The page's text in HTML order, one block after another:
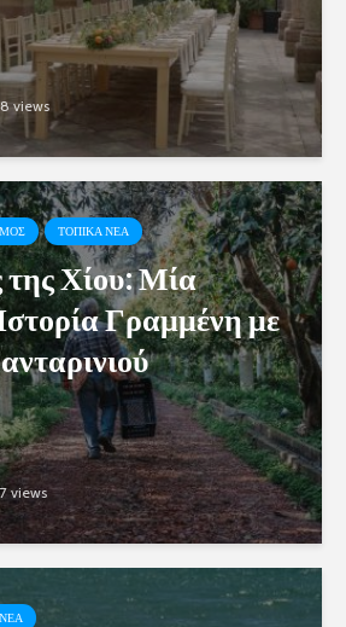
views
ΤΟΠΙΚΑ ΝΕΑ
Χίου: Μία
Γραμμένη με
views